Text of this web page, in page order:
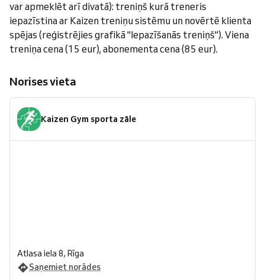
var apmeklēt arī divatā): treniņš kurā treneris
iepazīstina ar Kaizen treniņu sistēmu un novērtē klienta
spējas (reģistrējies grafikā "Iepazīšanās treniņš"). Viena
treniņa cena (15 eur), abonementa cena (85 eur).
Norises vieta
Kaizen Gym sporta zāle
Atlasa iela 8, Rīga
Saņemiet norādes